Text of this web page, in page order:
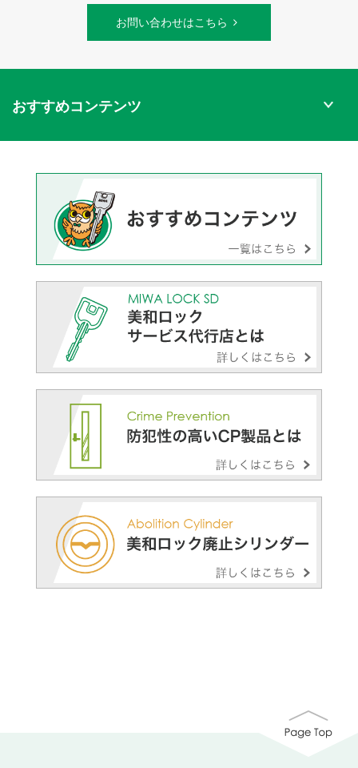
お問い合わせはこちら
おすすめコンテンツ